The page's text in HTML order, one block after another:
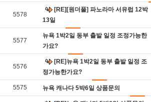
5578
[RE][원더풀] 파노라마 서유럽 12박
13일
5577
뉴욕 1박2일 동부 출발 일정 조정가능한
가요?
5576
[RE]뉴욕 1박2일 동부 출발 일정 조
정가능한가요?
5575 뉴욕 캐나다 5박6일 상품문의